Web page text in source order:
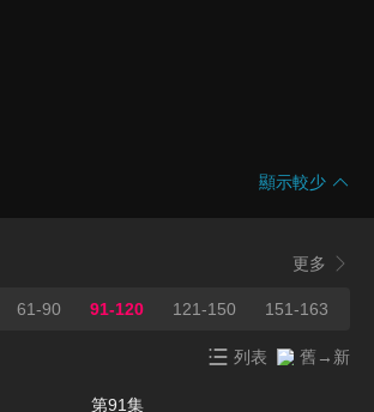
顯示較少
更多
61-90 91-120 121-150 151-163
列表 舊→新
第91集